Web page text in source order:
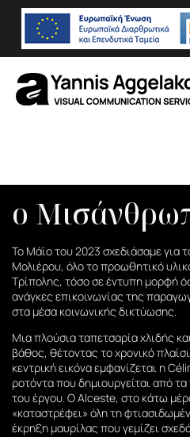
ο
Το Mάϊο του 2023 σχεδιάσαμε
Μολιέρου, όλο το προωθητικό
Τρίπολης, τόσο σε έντυπη μορφή
ανάγκες επικοινωνίας της
στα μέσα κοινωνικής δικτύωσης.
Μια πλούσια ταπετσαρία χλιδής
βάθος, θέτοντας το χρονικό
κεντρική εικόνα εμφανίζεται η
ροτόντα που δημιουργείται από
του έργου. Ο Alceste, στο κάτω
«καταστρέφει» όλη τη
έκρηξη μαυρίλας που γεμίζει